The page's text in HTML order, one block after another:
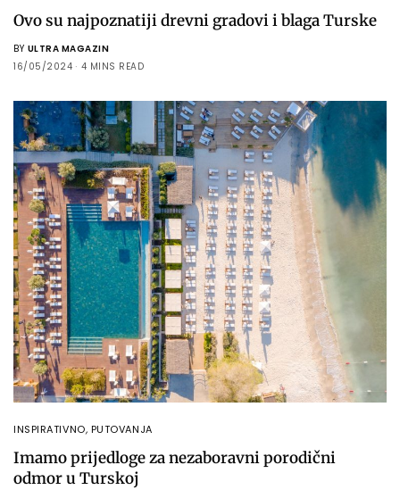
Ovo su najpoznatiji drevni gradovi i blaga Turske
BY ULTRA MAGAZIN
16/05/2024
4 MINS READ
INSPIRATIVNO, PUTOVANJA
Imamo prijedloge za nezaboravni porodični
odmor u Turskoj